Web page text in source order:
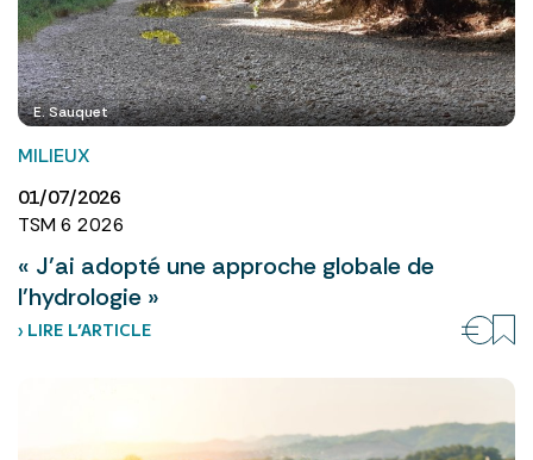
E. Sauquet
MILIEUX
01/07/2026
TSM 6 2026
« J’ai adopté une approche globale de
l’hydrologie »
› LIRE L’ARTICLE